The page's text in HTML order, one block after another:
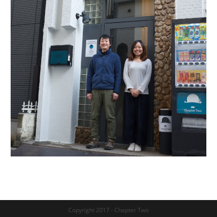
Copyright 2017 - Chapter Two